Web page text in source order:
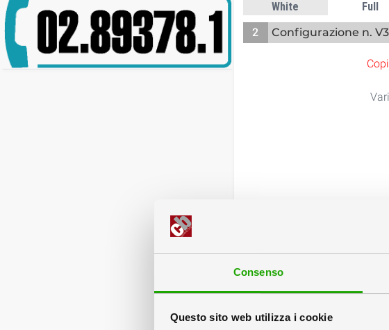
Consenso
Questo sito web utilizza i cookie
White Full
2
Configurazione n.
Servizi Grafici